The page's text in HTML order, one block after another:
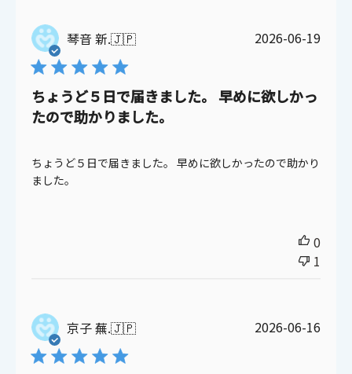
琴音 新.🇯🇵
ちょうど５日で届きました。 早めに欲しかっ
たので助かりました。
ちょうど５日で届きました。 早めに欲しかったので助かり
ました。
公
2026-06-19
0
1
京子 蕪.🇯🇵
公
2026-06-16